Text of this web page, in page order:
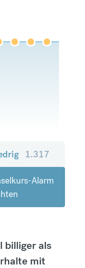
1.317
Alarm
billiger als
mit